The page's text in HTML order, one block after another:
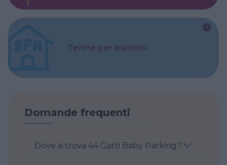
Terme per bambini
Domande frequenti
Dove si trova 44 Gatti Baby Parking?